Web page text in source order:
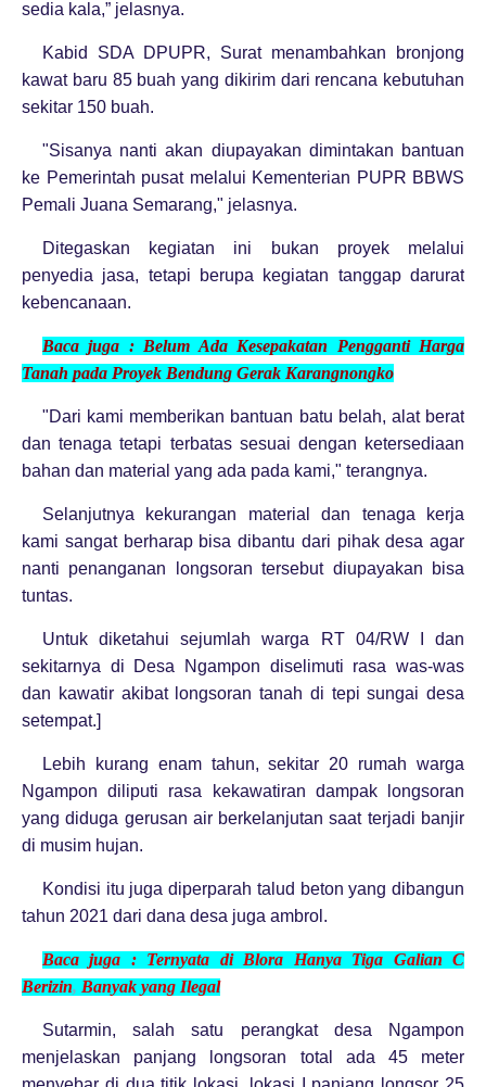
sedia kala,” jelasnya.
Kabid SDA DPUPR, Surat menambahkan bronjong
kawat baru 85 buah yang dikirim dari rencana kebutuhan
sekitar 150 buah.
"Sisanya nanti akan diupayakan dimintakan bantuan
ke Pemerintah pusat melalui Kementerian PUPR BBWS
Pemali Juana Semarang," jelasnya.
Ditegaskan kegiatan ini bukan proyek melalui
penyedia jasa, tetapi berupa kegiatan tanggap darurat
kebencanaan.
Baca juga : Belum Ada Kesepakatan Pengganti Harga
Tanah pada Proyek Bendung Gerak Karangnongko
"Dari kami memberikan bantuan batu belah, alat berat
dan tenaga tetapi terbatas sesuai dengan ketersediaan
bahan dan material yang ada pada kami," terangnya.
Selanjutnya kekurangan material dan tenaga kerja
kami sangat berharap bisa dibantu dari pihak desa agar
nanti penanganan longsoran tersebut diupayakan bisa
tuntas.
Untuk diketahui sejumlah warga RT 04/RW I dan
sekitarnya di Desa Ngampon diselimuti rasa was-was
dan kawatir akibat longsoran tanah di tepi sungai desa
setempat.]
Lebih kurang enam tahun, sekitar 20 rumah warga
Ngampon diliputi rasa kekawatiran dampak longsoran
yang diduga gerusan air berkelanjutan saat terjadi banjir
di musim hujan.
Kondisi itu juga diperparah talud beton yang dibangun
tahun 2021 dari dana desa juga ambrol.
Baca juga : Ternyata di Blora Hanya Tiga Galian C
Berizin, Banyak yang Ilegal
Sutarmin, salah satu perangkat desa Ngampon
menjelaskan panjang longsoran total ada 45 meter